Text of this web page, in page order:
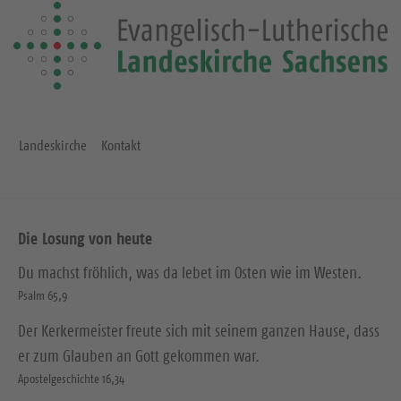
S
i
Landeskirche Kontakt
Die Losung von heute
Du machst fröhlich, was da lebet im Osten wie im Westen.
Psalm 65,9
Der Kerkermeister freute sich mit seinem ganzen Hause, dass
er zum Glauben an Gott gekommen war.
Apostelgeschichte 16,34